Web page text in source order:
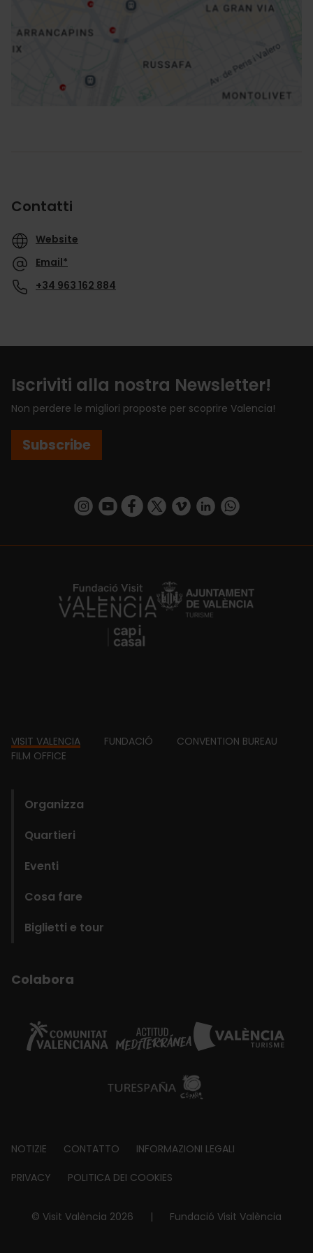
Contatti
Website
Email*
+34 963 162 884
Iscriviti alla nostra Newsletter!
Non perdere le migliori proposte per scoprire Valencia!
Subscribe
https://www.instagram.com/visit_valencia/
https://www.youtube.com/user/
https://www.facebook.com/
https://twitter.com/VisitaValencia
https://vimeo.com/
https://www.linkedin.com/company/turismo-valencia/https://api.whatsapp.com/send/
https://fundacion.visitvalencia.com/
Footer
VISIT VALENCIA FUNDACIÓ
CONVENTION BUREAU
FILM OFFICE
Organizza
Quartieri
Eventi
Cosa fare
Biglietti e tour
Colabora
Footer
about
NOTIZIE CONTATTO INFORMAZIONI LEGALI
PRIVACY POLITICA DEI COOKIES
© Visit València 2026 | Fundació Visit València